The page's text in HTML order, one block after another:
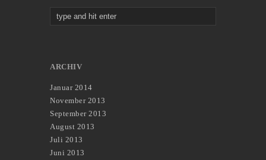
ARCHIV
Januar 2014
November 2013
September 2013
August 2013
Juli 2013
Juni 2013